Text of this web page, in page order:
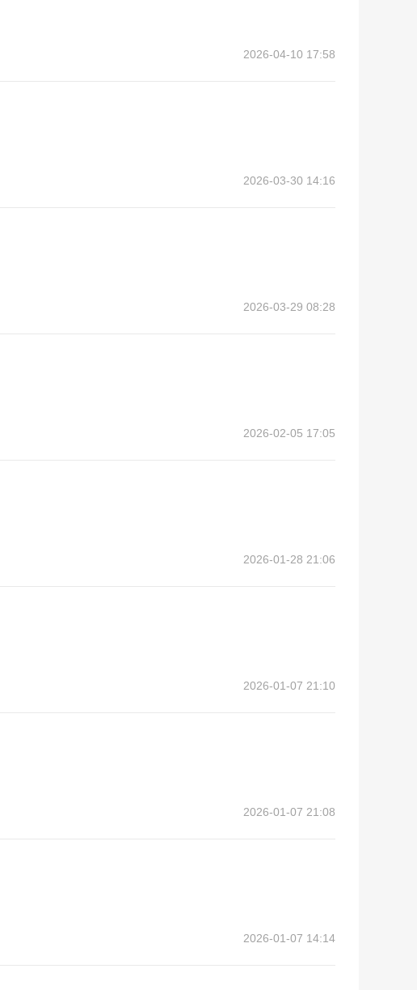
2026-04-10 17:58
2026-03-30 14:16
2026-03-29 08:28
2026-02-05 17:05
2026-01-28 21:06
2026-01-07 21:10
2026-01-07 21:08
2026-01-07 14:14